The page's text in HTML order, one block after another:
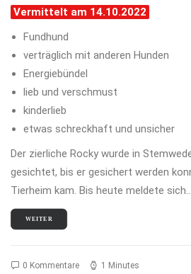
Vermittelt am 14.10.2022
Fundhund
verträglich mit anderen Hunden
Energiebündel
lieb und verschmust
kinderlieb
etwas schreckhaft und unsicher
Der zierliche Rocky wurde in
gesichtet, bis er gesichert werden
Tierheim kam. Bis heute meldete sich…
WEITER
0 Kommentare 1 Minutes